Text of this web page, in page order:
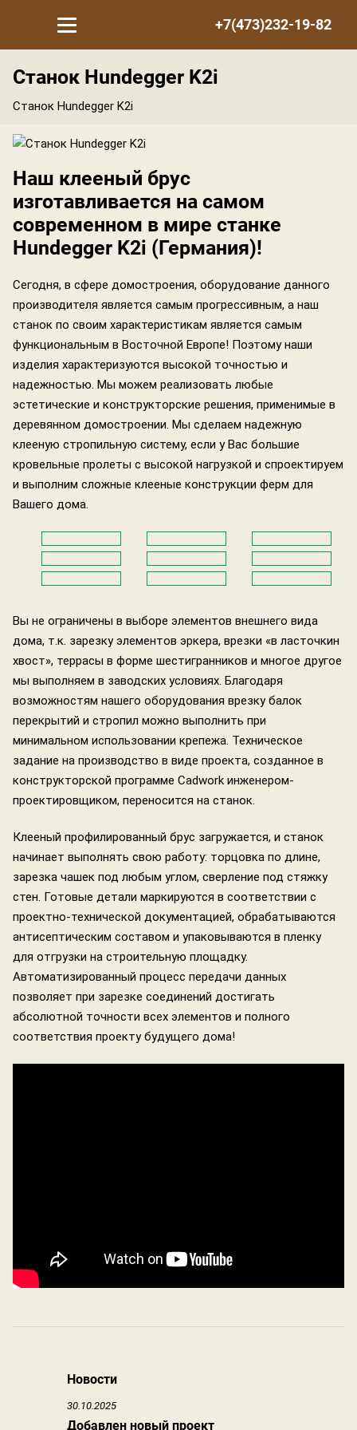
+7(473)232-19-82
Станок Hundegger K2i
Станок Hundegger K2i
Наш клееный брус
изготавливается на самом
современном в мире станке
Hundegger K2i (Германия)!
Сегодня, в сфере домостроения, оборудование данного
производителя является самым прогрессивным, а наш
станок по своим характеристикам является самым
функциональным в Восточной Европе! Поэтому наши
изделия характеризуются высокой точностью и
надежностью. Мы можем реализовать любые
эстетические и конструкторские решения, применимые в
деревянном домостроении. Мы сделаем надежную
клееную стропильную систему, если у Вас большие
кровельные пролеты с высокой нагрузкой и спроектируем
и выполним сложные клееные конструкции ферм для
Вашего дома.
Вы не ограничены в выборе элементов внешнего вида
дома, т.к. зарезку элементов эркера, врезки «в ласточкин
хвост», террасы в форме шестигранников и многое другое
мы выполняем в заводских условиях. Благодаря
возможностям нашего оборудования врезку балок
перекрытий и стропил можно выполнить при
минимальном использовании крепежа. Техническое
задание на производство в виде проекта, созданное в
конструкторской программе Cadwork инженером-
проектировщиком, переносится на станок.
Клееный профилированный брус загружается, и станок
начинает выполнять свою работу: торцовка по длине,
зарезка чашек под любым углом, сверление под стяжку
стен. Готовые детали маркируются в соответствии с
проектно-технической документацией, обрабатываются
антисептическим составом и упаковываются в пленку
для отгрузки на строительную площадку.
Автоматизированный процесс передачи данных
позволяет при зарезке соединений достигать
абсолютной точности всех элементов и полного
соответствия проекту будущего дома!
Новости
30.10.2025
Добавлен новый проект